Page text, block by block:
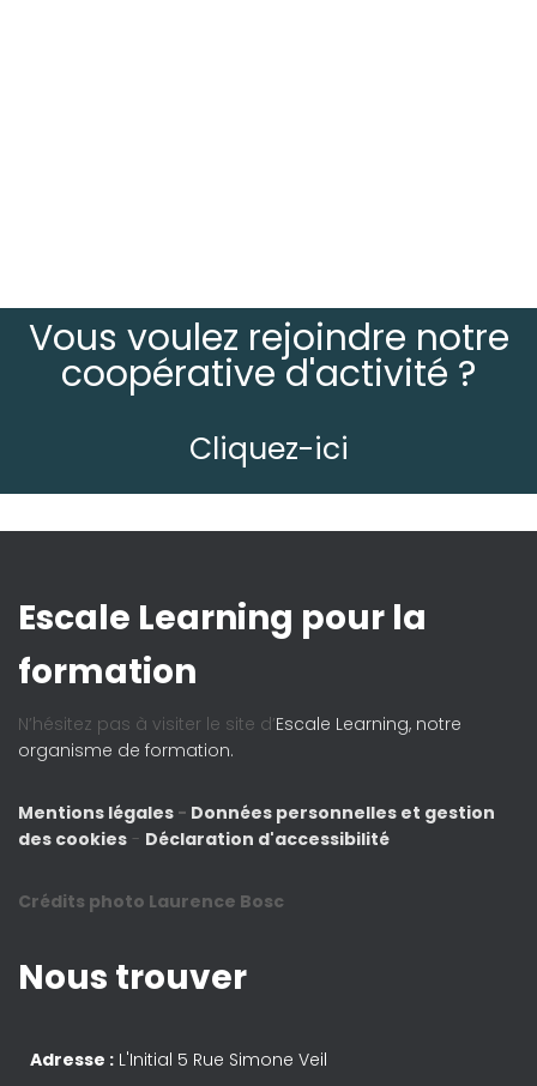
Vous voulez rejoindre notre
coopérative d'activité ?
Cliquez-ici
Escale Learning pour la
formation
N’hésitez pas à visiter le site d’Escale Learning, notre
organisme de formation.
Mentions légales - Données personnelles et gestion
des cookies - Déclaration d'accessibilité
Crédits photo Laurence Bosc
Nous trouver
Adresse : L'Initial 5 Rue Simone Veil